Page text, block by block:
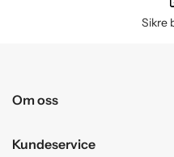
Sikre
Om oss
Kundeservice